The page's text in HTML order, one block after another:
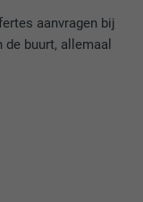
aanvragen bij
buurt, allemaal
geselecteerde
op.